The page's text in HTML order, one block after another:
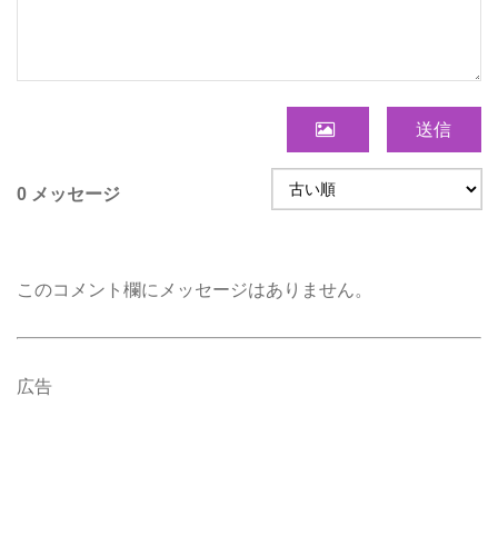
送信
0 メッセージ
このコメント欄にメッセージはありません。
広告